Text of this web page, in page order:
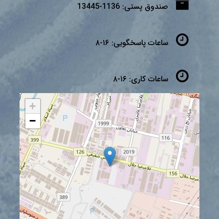
صندوق پستی: 1136-13445
ساعات پاسخگویی: ۱۶-۸
ساعات کاری: ۱۶-۸
+
−